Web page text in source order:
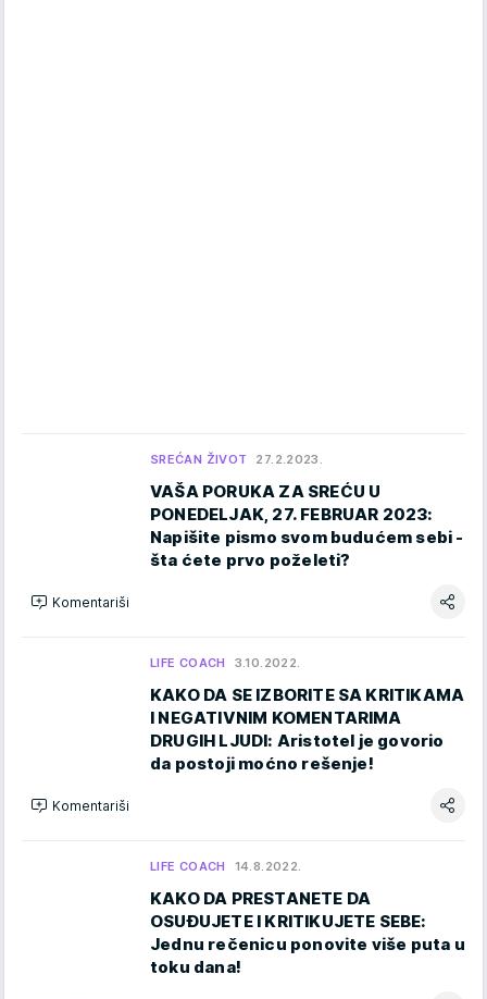
SREĆAN ŽIVOT 27.2.2023.
VAŠA PORUKA ZA SREĆU U
PONEDELJAK, 27. FEBRUAR 2023:
Napišite pismo svom budućem sebi -
šta ćete prvo poželeti?
Komentariši
LIFE COACH 3.10.2022.
KAKO DA SE IZBORITE SA KRITIKAMA
I NEGATIVNIM KOMENTARIMA
DRUGIH LJUDI: Aristotel je govorio
da postoji moćno rešenje!
Komentariši
LIFE COACH 14.8.2022.
KAKO DA PRESTANETE DA
OSUĐUJETE I KRITIKUJETE SEBE:
Jednu rečenicu ponovite više puta u
toku dana!